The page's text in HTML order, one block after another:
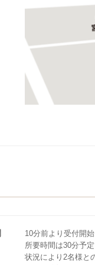
10分前より受付開始
所要時間は30分予定
状況により2名様と